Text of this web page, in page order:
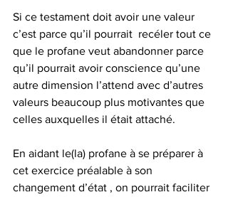
Si ce testament doit avoir une valeur
c’est parce qu’il pourrait  recéler tout ce
que le profane veut abandonner parce
qu’il pourrait avoir conscience qu’une
autre dimension l’attend avec d’autres
valeurs beaucoup plus motivantes que
celles auxquelles il était attaché.
En aidant le(la) profane à se préparer à
cet exercice préalable à son
changement d’état , on pourrait faciliter